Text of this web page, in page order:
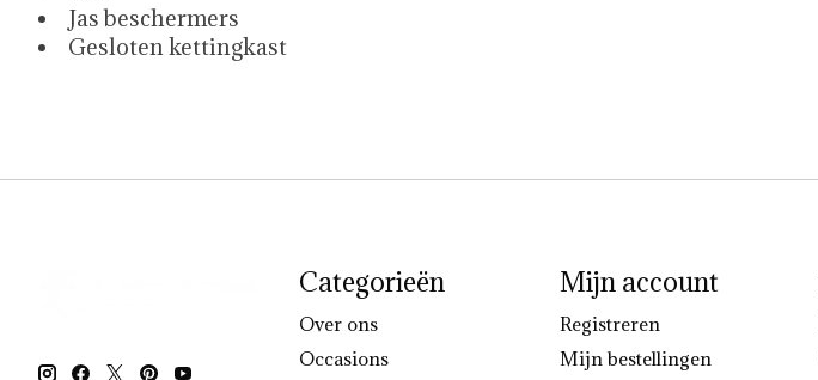
Jas beschermers
Gesloten kettingkast
Categorieën
Over ons
Occasions
Mijn account
Registreren
Mijn bestellingen